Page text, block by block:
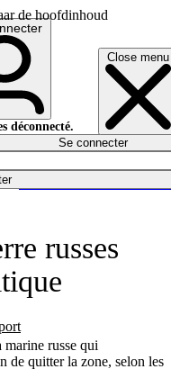
de hoofdinhoud
Close menu
déconnecté.
Se connecter
russes
marine russe qui
de quitter la zone, selon les